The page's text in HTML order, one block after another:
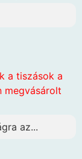
a tiszások a
megvásárolt
az...